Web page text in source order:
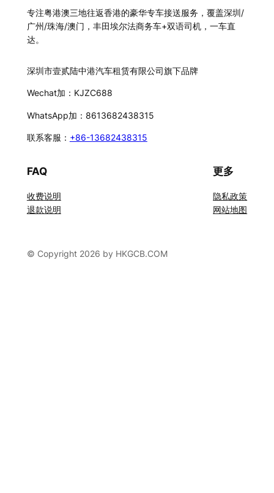
专注粤港澳三地往返香港的豪华专车接送服务，覆盖深圳/
广州/珠海/澳门，丰田埃尔法商务车+双语司机，一车直
达。
深圳市壹贰陆中港汽车租赁有限公司旗下品牌
Wechat加：KJZC688
WhatsApp加：8613682438315
联系客服： +86-13682438315
FAQ
收费说明
退款说明
更多
隐私政策
网站地图
© Copyright 2026 by HKGCB.COM